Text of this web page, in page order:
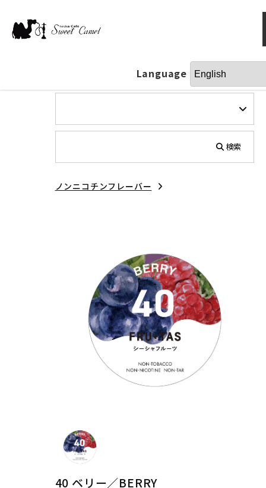
Language
検索
ノンニコチンフレーバー
40 ベリー／BERRY